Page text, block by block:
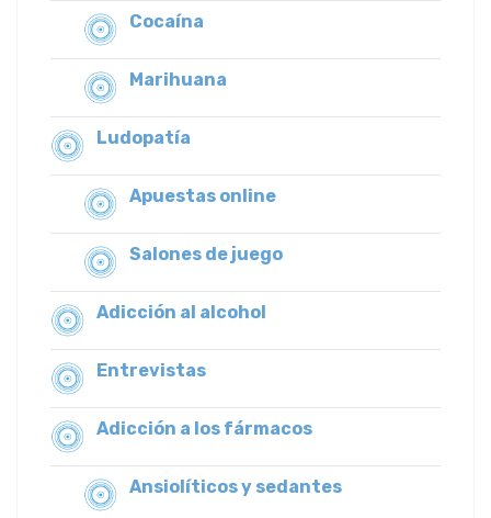
Cocaína
Marihuana
Ludopatía
Apuestas online
Salones de juego
Adicción al alcohol
Entrevistas
Adicción a los fármacos
Ansiolíticos y sedantes